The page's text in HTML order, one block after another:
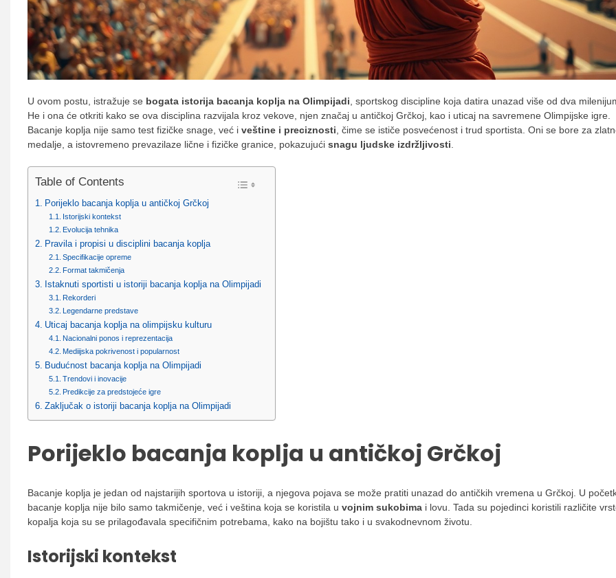
U ovom postu, istražuje se bogata istorija bacanja koplja na Olimpijadi, sportskog discipline koja datira unazad više od dva
He i ona će otkriti kako se ova disciplina razvijala kroz vekove, njen značaj u antičkoj Grčkoj, kao i uticaj na savremene Olimpijske igre.
Bacanje koplja nije samo test fizičke snage, već i veštine i preciznosti, čime se ističe posvećenost i trud sportista. Oni se bore za
medalje, a istovremeno prevazilaze lične i fizičke granice, pokazujući snagu ljudske izdržljivosti.
Table of Contents
Porijeklo bacanja koplja u antičkoj Grčkoj
Istorijski kontekst
Evolucija tehnika
Pravila i propisi u disciplini bacanja koplja
Specifikacije opreme
Format takmičenja
Istaknuti sportisti u istoriji bacanja koplja na Olimpijadi
Rekorderi
Legendarne predstave
Uticaj bacanja koplja na olimpijsku kulturu
Nacionalni ponos i reprezentacija
Mediijska pokrivenost i popularnost
Budućnost bacanja koplja na Olimpijadi
Trendovi i inovacije
Predikcije za predstojeće igre
Zaključak o istoriji bacanja koplja na Olimpijadi
Porijeklo bacanja koplja u antičkoj Grčkoj
Bacanje koplja je jedan od najstarijih sportova u istoriji, a njegova pojava se može pratiti unazad do antičkih vremena u Grčkoj. U
bacanje koplja nije bilo samo takmičenje, već i veština koja se koristila u vojnim sukobima i lovu. Tada su pojedinci koristili različite
kopalja koja su se prilagođavala specifičnim potrebama, kako na bojištu tako i u svakodnevnom životu.
Istorijski kontekst